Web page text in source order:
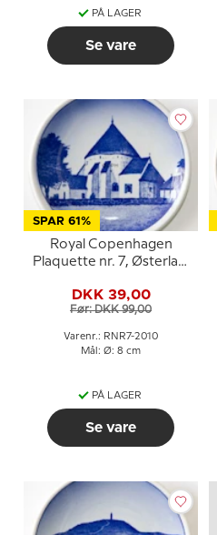
PÅ LAGER
Se vare
SPAR 61%
Royal Copenhagen
Plaquette nr. 7, Østerlars
DKK 39,00
Før: DKK 99,00
Varenr.: RNR7-2010
Mål: Ø: 8 cm
PÅ LAGER
Se vare